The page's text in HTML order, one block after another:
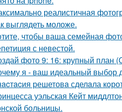
реалистичная
выглядеть моложе.
чтобы ваша семейная
с невестой.
фото 9: 16: крупный план
я - ваш идеальный выбор
решетовa сделaла
уэльская Кейт
больницы.